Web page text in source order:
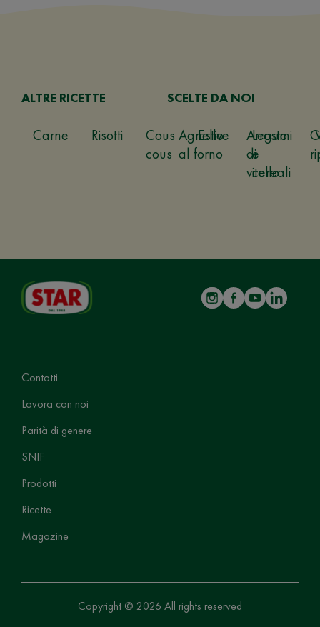
ALTRE RICETTE
Carne Risotti
Cous
cous
Estive
Legumi
e
cereali
SCELTE DA NOI
Agnello
al forno
Arrosto
di
vitello
Contatti
Lavora con noi
Parità di genere
SNIF
Prodotti
Ricette
Magazine
Copyright © 2026 All rights reserved